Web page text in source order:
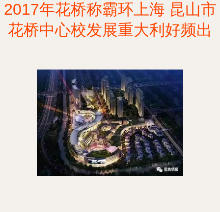
2017年花桥称霸环上海 昆山市
花桥中心校发展重大利好频出